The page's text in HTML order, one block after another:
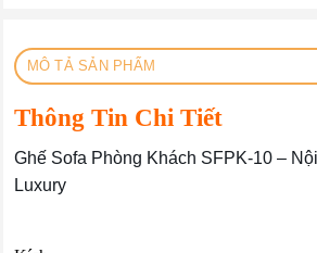
MÔ TẢ SẢN PHẨM
Thông Tin Chi Tiết
Ghế Sofa Phòng Khách SFPK-10 –
Luxury